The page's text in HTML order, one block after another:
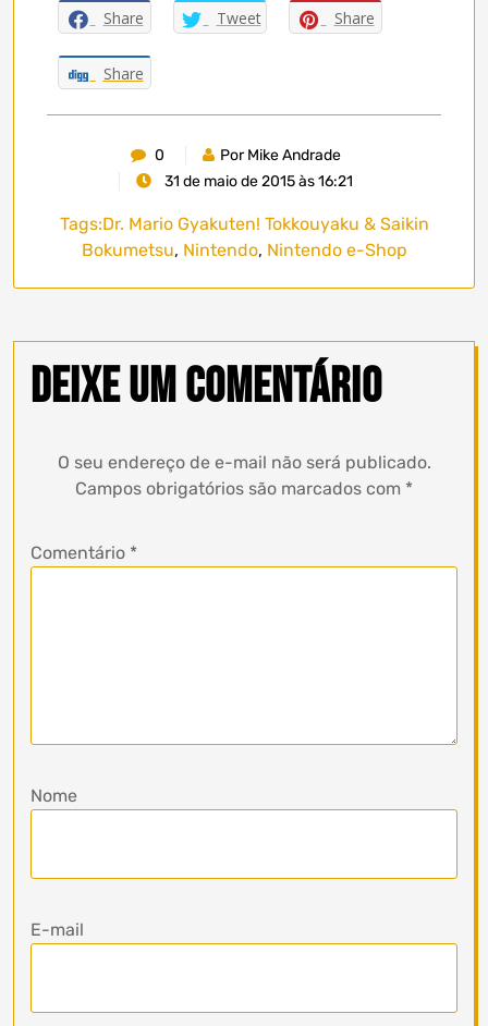
Share Tweet Share
Share
0
Por Mike Andrade
31 de maio de 2015 às 16:21
Tags:Dr. Mario Gyakuten! Tokkouyaku & Saikin
Bokumetsu, Nintendo, Nintendo e-Shop
Deixe um comentário
O seu endereço de e-mail não será publicado.
Campos obrigatórios são marcados com *
Comentário *
Nome
E-mail